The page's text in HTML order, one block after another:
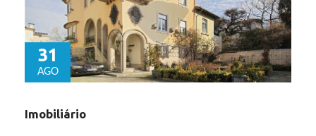
31
AGO
Imobiliário